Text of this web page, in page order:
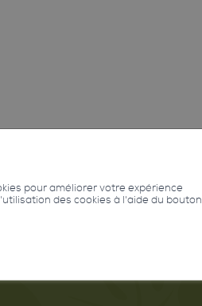
pour améliorer votre expérience
des cookies à l'aide du bouton